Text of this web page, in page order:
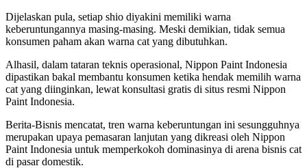
Dijelaskan pula, setiap shio diyakini memiliki warna
keberuntungannya masing-masing. Meski demikian, tidak semua
konsumen paham akan warna cat yang dibutuhkan.
Alhasil, dalam tataran teknis operasional, Nippon Paint Indonesia
dipastikan bakal membantu konsumen ketika hendak memilih warna
cat yang diinginkan, lewat konsultasi gratis di situs resmi Nippon
Paint Indonesia.
Berita-Bisnis mencatat, tren warna keberuntungan ini sesungguhnya
merupakan upaya pemasaran lanjutan yang dikreasi oleh Nippon
Paint Indonesia untuk memperkokoh dominasinya di arena bisnis cat
di pasar domestik.